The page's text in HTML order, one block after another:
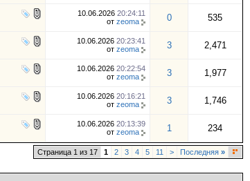
10.06.2026 20:24:11
от zeoma 0 535
10.06.2026 20:23:41
от zeoma 3 2,471
10.06.2026 20:22:54
от zeoma 3 1,977
10.06.2026 20:16:21
от zeoma 3 1,746
10.06.2026 20:13:39
от zeoma 1 234
Страница 1 из 17 1 2 3 4 5 11 > Последняя »